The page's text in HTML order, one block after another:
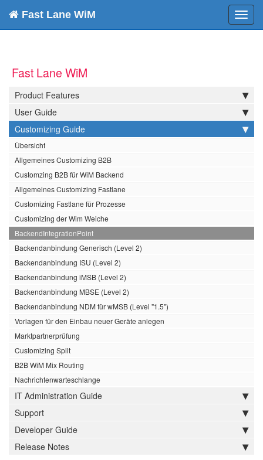
Fast Lane WiM
Fast Lane WiM
Product Features
User Guide
Customizing Guide
Übersicht
Allgemeines Customizing B2B
Customzing B2B für WiM Backend
Allgemeines Customizing Fastlane
Customizing Fastlane für Prozesse
Customizing der Wim Weiche
BackendIntegrationPoint
Backendanbindung Generisch (Level 2)
Backendanbindung ISU (Level 2)
Backendanbindung iMSB (Level 2)
Backendanbindung MBSE (Level 2)
Backendanbindung NDM für wMSB (Level "1.5")
Vorlagen für den Einbau neuer Geräte anlegen
Marktpartnerprüfung
Customizing Split
B2B WiM Mix Routing
Nachrichtenwarteschlange
IT Administration Guide
Support
Developer Guide
Release Notes